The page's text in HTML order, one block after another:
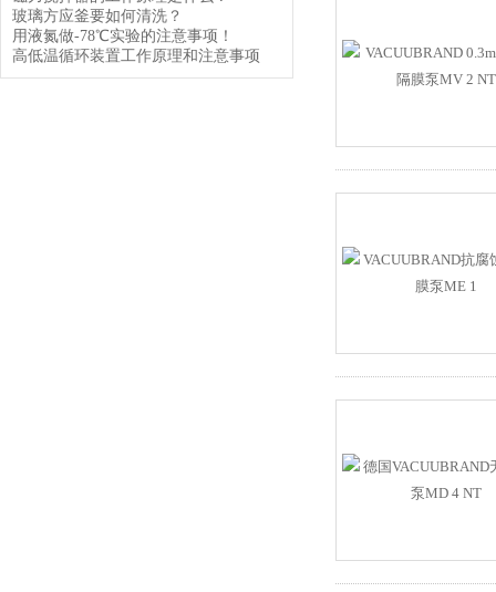
玻璃方应釜要如何清洗？
用液氮做-78℃实验的注意事项！
高低温循环装置工作原理和注意事项